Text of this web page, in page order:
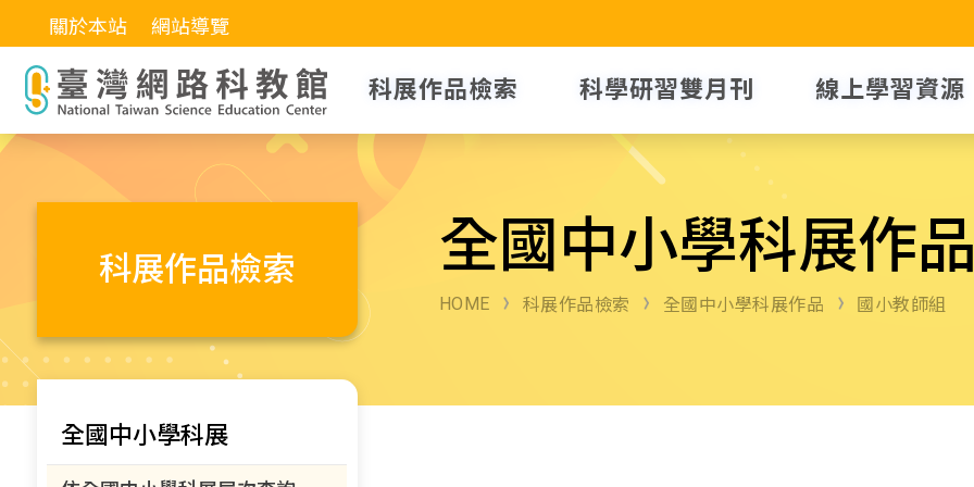
關於本站 網站導覽
科展作品檢索 科學研習雙月刊 線上學習資源
科展作品檢索 全國中小學科展作
HOME 科展作品檢索 全國中小學科展作品 國小教師組
全國中小學科展